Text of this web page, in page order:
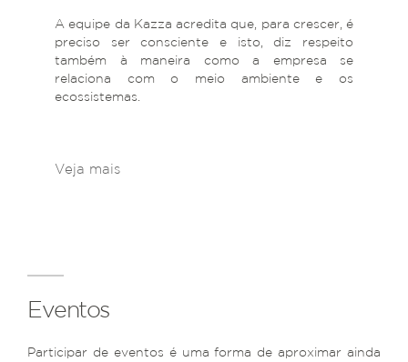
A equipe da Kazza acredita que, para crescer, é
preciso ser consciente e isto, diz respeito
também à maneira como a empresa se
relaciona com o meio ambiente e os
ecossistemas.
Veja mais
Eventos
Participar de eventos é uma forma de aproximar ainda